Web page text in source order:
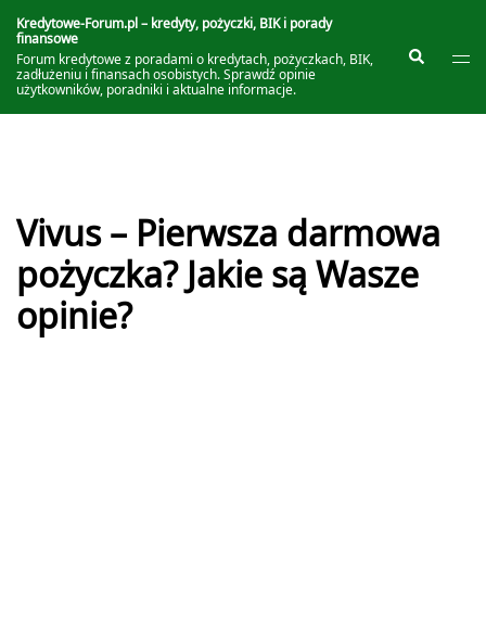
do
treści
Kredytowe-Forum.pl – kredyty, pożyczki, BIK i porady
finansowe
Forum kredytowe z poradami o kredytach, pożyczkach, BIK,
zadłużeniu i finansach osobistych. Sprawdź opinie
użytkowników, poradniki i aktualne informacje.
Szukaj
Vivus – Pierwsza darmowa
pożyczka? Jakie są Wasze
opinie?